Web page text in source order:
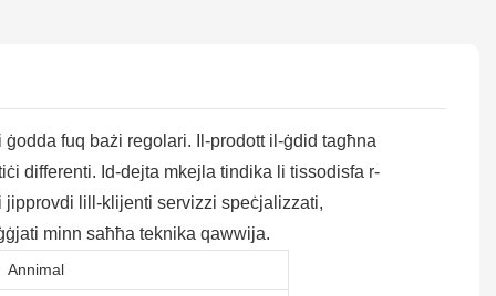
fuq bażi regolari. Il-prodott il-ġdid tagħna
differenti. Id-dejta mkejla tindika li tissodisfa r-
jipprovdi lill-klijenti servizzi speċjalizzati,
minn saħħa teknika qawwija.
Annimal